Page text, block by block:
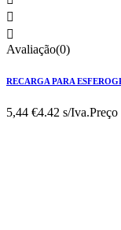


Avaliação(0)
RECARGA PARA
5,44 €4.42 s/Iva.Preço